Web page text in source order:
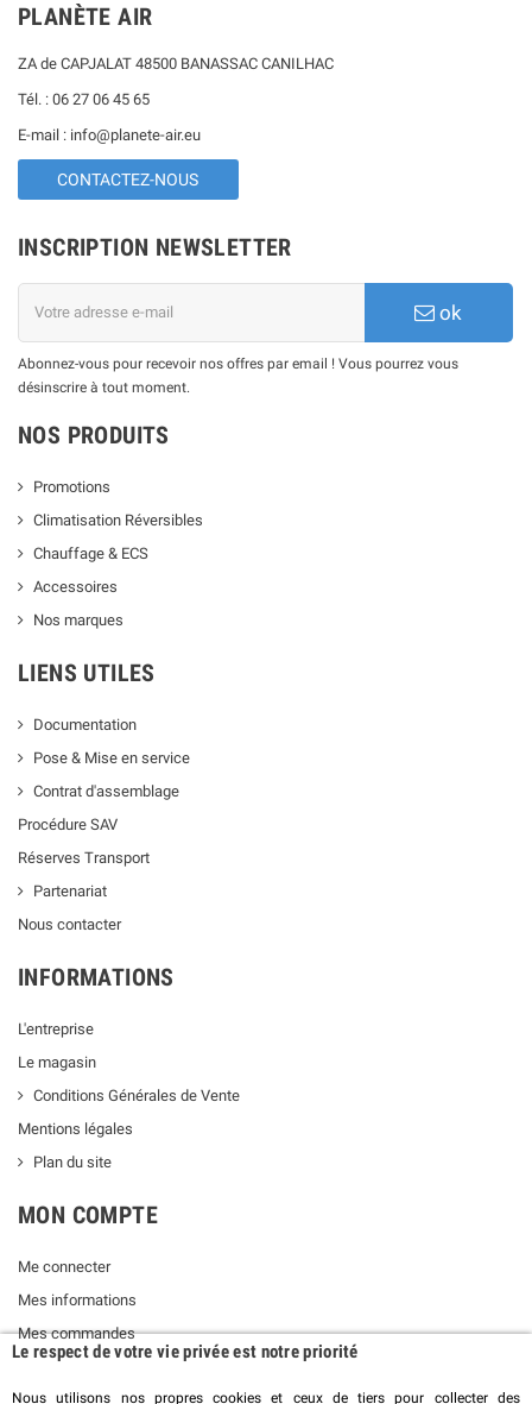
Le respect de votre vie privée est notre priorité
Nous utilisons nos propres cookies et ceux de tiers pour collecter des
PLANÈTE AIR
ZA de CAPJALAT 48500 BANASSAC CANILHAC
Tél. : 06 27 06 45 65
E-mail : info@planete-air.eu
CONTACTEZ-NOUS
INSCRIPTION NEWSLETTER
ok
Abonnez-vous pour recevoir nos offres par email ! Vous pourrez vous
désinscrire à tout moment.
NOS PRODUITS
Promotions
Climatisation Réversibles
Chauffage & ECS
Accessoires
Nos marques
LIENS UTILES
Documentation
Pose & Mise en service
Contrat d'assemblage
Procédure SAV
Réserves Transport
Partenariat
Nous contacter
INFORMATIONS
L'entreprise
Le magasin
Conditions Générales de Vente
Mentions légales
Plan du site
MON COMPTE
Me connecter
Mes informations
Mes commandes